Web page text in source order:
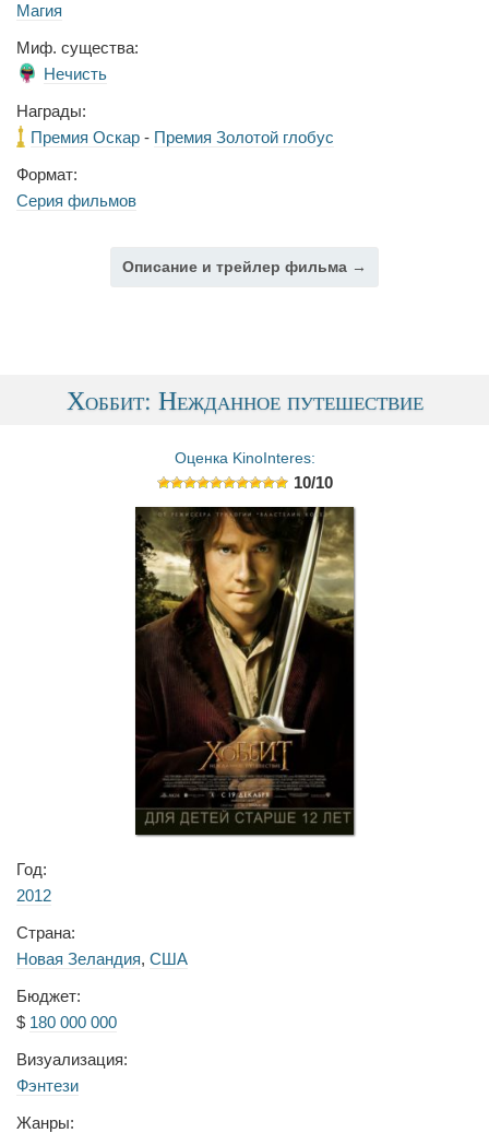
Магия
Миф. существа:
Нечисть
Награды:
Премия Оскар- Премия Золотой глобус
Формат:
Серия фильмов
Описание и трейлер фильма →
Хоббит: Нежданное путешествие
Оценка KinoInteres:
10/10
Год:
2012
Страна:
Новая Зеландия, США
Бюджет:
$ 180 000 000
Визуализация:
Фэнтези
Жанры: